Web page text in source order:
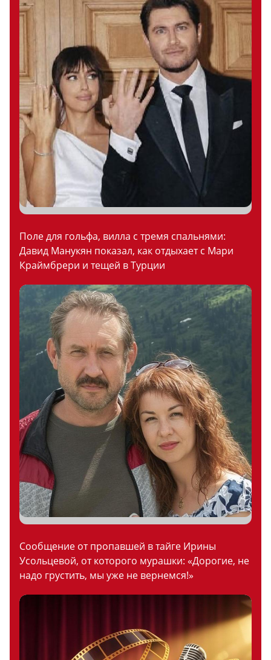
Поле для гольфа, вилла с тремя спальнями:
Давид Манукян показал, как отдыхает с Мари
Краймбрери и тещей в Турции
Сообщение от пропавшей в тайге Ирины
Усольцевой, от которого мурашки: «Дорогие, не
надо грустить, мы уже не вернемся!»